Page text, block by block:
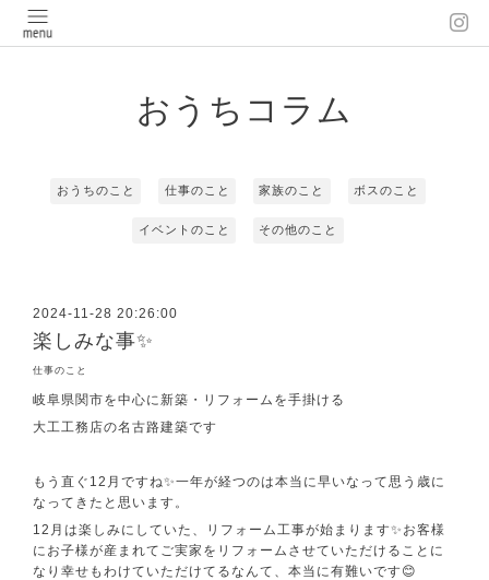
おうちコラム
おうちのこと 仕事のこと 家族のこと ボスのこと
イベントのこと その他のこと
2024-11-28 20:26:00
楽しみな事✨
仕事のこと
岐阜県関市を中心に新築・リフォームを手掛ける
大工工務店の名古路建築です
もう直ぐ12月ですね✨一年が経つのは本当に早いなって思う歳に
なってきたと思います。
12月は楽しみにしていた、リフォーム工事が始まります✨お客様
にお子様が産まれてご実家をリフォームさせていただけることに
なり幸せもわけていただけてるなんて、本当に有難いです😊